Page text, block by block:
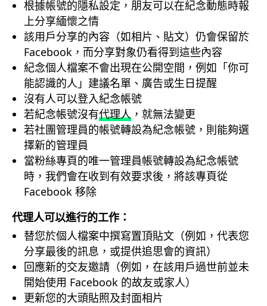
根據帳號的隱私設定，朋友可以在紀念動態時報
上分享緬懷之情
該用戶分享的內容（如相片、貼文）仍會保留於
Facebook，而分享對象仍看得到這些內容
紀念個人檔案不會出現在公開空間，例如「你可
能認識的人」建議名單、廣告或生日提醒
沒有人可以登入紀念帳號
若紀念帳號沒有代理人 ，就無法變更
若社團管理員的帳號轉設為紀念帳號，則能夠選
擇新的管理員
當粉絲專頁的唯一管理員帳號轉設為紀念帳號
時，我們會在收到有效要求後，將該專頁從
Facebook 移除
代理人可以進行的工作：
替您於個人檔案中撰寫置頂貼文（例如，代表您
分享最後的訊息，或提供追思會的資訊）
回應新的交友邀請（例如，在該用戶過世前並未
開始使用 Facebook 的故友或家人）
更新您的大頭貼照及封面相片